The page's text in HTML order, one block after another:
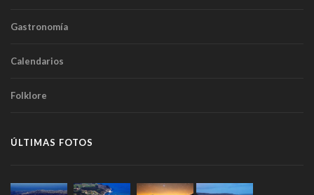
Gastronomía
Calendarios
Folklore
ÚLTIMAS FOTOS